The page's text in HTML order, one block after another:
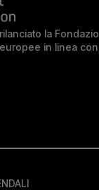
la
in linea